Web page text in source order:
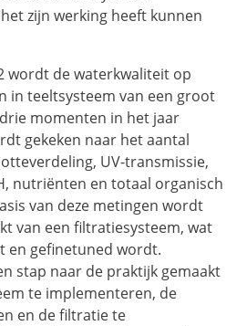
zijn werking heeft kunnen
wordt de waterkwaliteit op
in teeltsysteem van een groot
momenten in het jaar
gekeken naar het aantal
UV-transmissie,
nutriënten en totaal organisch
van deze metingen wordt
van een filtratiesysteem, wat
en gefinetuned wordt.
stap naar de praktijk gemaakt
te implementeren, de
en de filtratie te